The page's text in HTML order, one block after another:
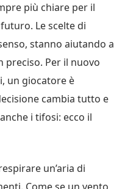
più chiare per il
Le scelte di
stanno aiutando a
preciso. Per il nuovo
un giocatore è
cambia tutto e
i tifosi: ecco il
un’aria di